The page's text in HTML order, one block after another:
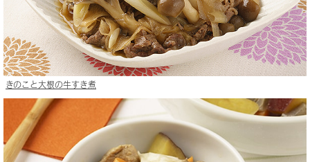
きのこと大根の牛すき煮